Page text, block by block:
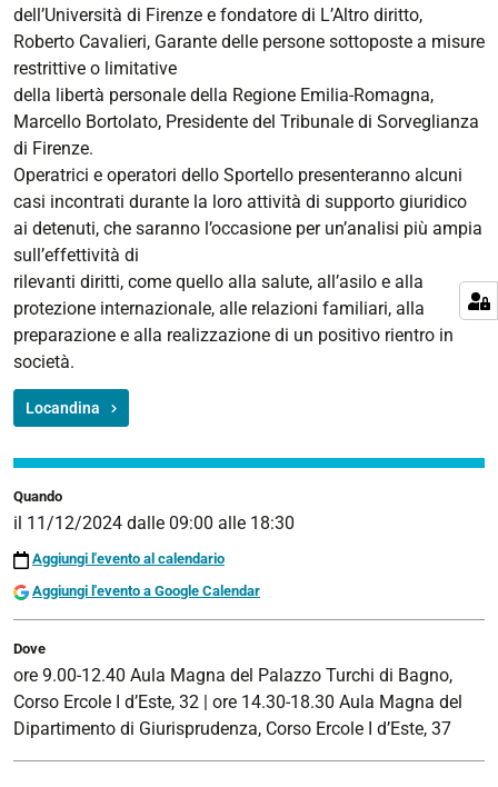
Giornata
di
dibattito
e
riflessione
su
carcere
e
diritti
a
cura
dello
Sportello
di
orientamento
legale
per
le
persone
detenute
Casa
di
Ferrara
Quando
il 11/12/2024 dalle 09:00 alle 18:30
Aggiungi l'evento al calendario
Aggiungi l'evento a Google Calendar
Dove
ore 9.00-12.40 Aula Magna del Palazzo Turchi di Bagno,
Corso Ercole I d’Este, 32 | ore 14.30-18.30 Aula Magna del
Dipartimento di Giurisprudenza, Corso Ercole I d’Este, 37
dell’Università di Firenze e fondatore di L’Altro diritto,
Roberto Cavalieri, Garante delle persone sottoposte a misure
restrittive o limitative
della libertà personale della Regione Emilia-Romagna,
Marcello Bortolato, Presidente del Tribunale di Sorveglianza
di Firenze.
Operatrici e operatori dello Sportello presenteranno alcuni
casi incontrati durante la loro attività di supporto giuridico
ai detenuti, che saranno l’occasione per un’analisi più ampia
sull’effettività di
rilevanti diritti, come quello alla salute, all’asilo e alla
protezione internazionale, alle relazioni familiari, alla
preparazione e alla realizzazione di un positivo rientro in
società.
Locandina